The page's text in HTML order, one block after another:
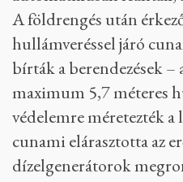
tervezésnél a
belekalkulálták a
területen egyébként,
összesen 11 reaktor
atomerőműben, a
problémamentesen
hat fukusimai reaktorból